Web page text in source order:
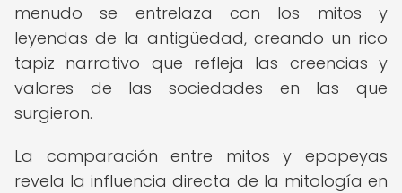
menudo se entrelaza con los mitos y
leyendas de la antigüedad, creando un rico
tapiz narrativo que refleja las creencias y
valores de las sociedades en las que
surgieron.
La comparación entre mitos y epopeyas
revela la influencia directa de la mitología en